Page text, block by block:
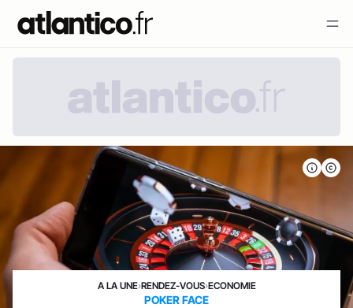
A LA UNE›RENDEZ-VOUS›ECONOMIE
POKER FACE